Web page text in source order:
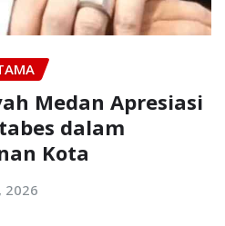
Medan Apresiasi
dalam
Kota
2026